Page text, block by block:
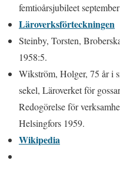
femtioårsjubileet
Läroverksförteckningen
Steinby, Torsten,
1958:5.
Wikström, Holger, 75 år i
sekel, Läroverket för
Redogörelse för
Helsingfors 1959.
Wikipedia